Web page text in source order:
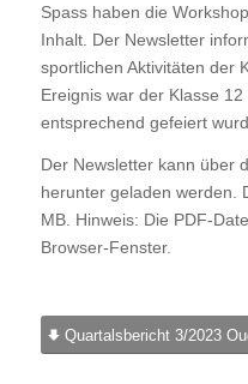
Spass haben die
Inhalt. Der Newsletter
sportlichen Aktivitäten der
Ereignis war der Klasse
entsprechend gefeiert
Der Newsletter kann über
herunter geladen werden.
MB. Hinweis: Die PDF-
Browser-Fenster.
Quartalsbericht 3/2023